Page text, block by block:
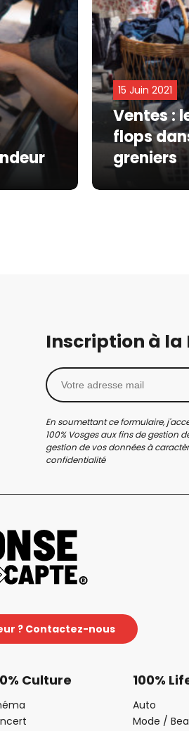
15 Juin 2021
Ventes :
flops
greniers
Inscription à la
En soumettant ce formulaire,
100% Vosges aux fins de gestion
gestion de vos données à
confidentialité
? Contactez-nous
Culture 100%
Auto
Mode /